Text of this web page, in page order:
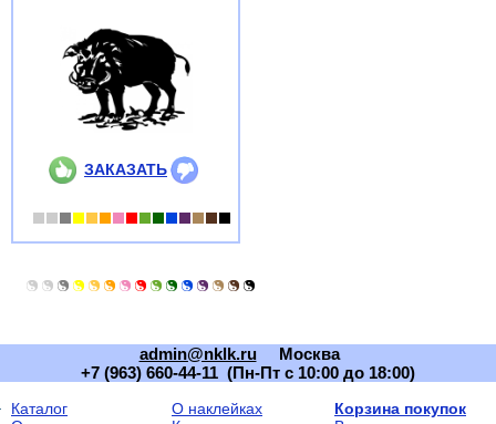
ЗАКАЗАТЬ
admin@nklk.ru
Москва
+7 (963) 660-44-11 (Пн-Пт с 10:00 до 18:00)
Каталог
О наклейках
Корзина покупок